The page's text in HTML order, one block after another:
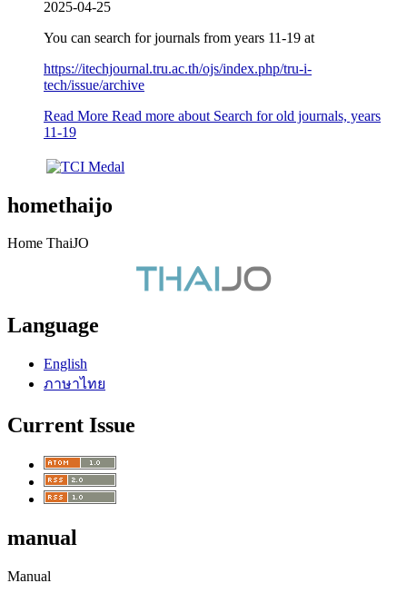
2025-04-25
You can search for journals from years 11-19 at
https://itechjournal.tru.ac.th/ojs/index.php/tru-i-
tech/issue/archive
Read More Read more about Search for old journals, years
11-19
homethaijo
Home ThaiJO
Language
English
ภาษาไทย
Current Issue
manual
Manual